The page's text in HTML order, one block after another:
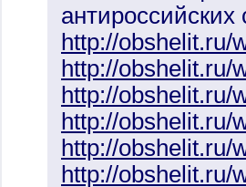
http://obshelit.ru/
http://obshelit.ru/
http://obshelit.ru/
http://obshelit.ru/
http://obshelit.ru/
http://obshelit.ru/